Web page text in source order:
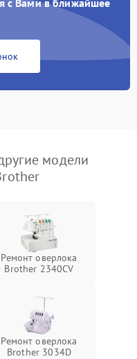
модели
Ремонт оверлока
Brother 2340CV
Ремонт оверлока
Brother 3034D